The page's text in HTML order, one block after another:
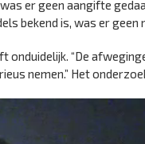
er geen aangifte
bekend is, was er geen
“De
nemen.” Het